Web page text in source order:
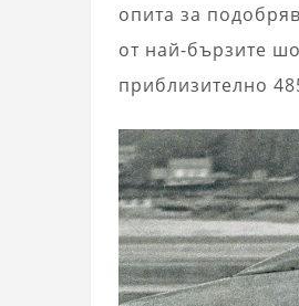
опита за
от най-бързите
приблизително